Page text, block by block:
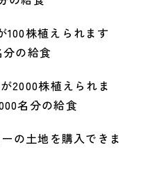
100株植えられます
の給食
2000株植えられま
名分の給食
の土地を購入できま